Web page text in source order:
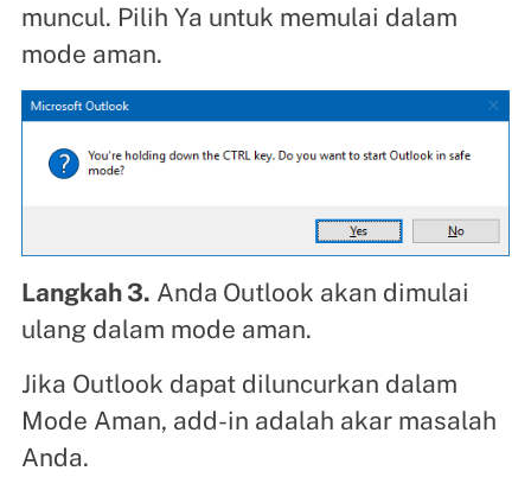
muncul. Pilih Ya untuk memulai dalam
mode aman.
Langkah 3. Anda Outlook akan dimulai
ulang dalam mode aman.
Jika Outlook dapat diluncurkan dalam
Mode Aman, add-in adalah akar masalah
Anda.